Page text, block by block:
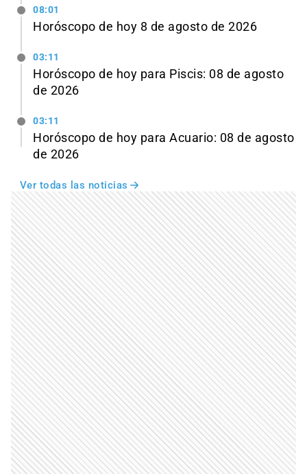
08:01
Horóscopo de hoy 8 de agosto de 2026
03:11
Horóscopo de hoy para Piscis: 08 de agosto
de 2026
03:11
Horóscopo de hoy para Acuario: 08 de agosto
de 2026
Ver todas las noticias